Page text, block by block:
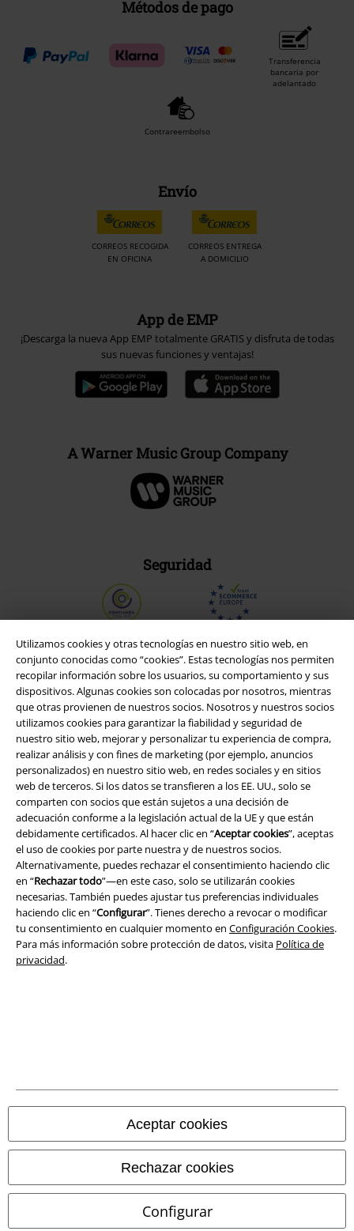
Utilizamos cookies y otras tecnologías en nuestro sitio web, en
conjunto conocidas como “cookies”. Estas tecnologías nos permiten
recopilar información sobre los usuarios, su comportamiento y sus
dispositivos. Algunas cookies son colocadas por nosotros, mientras
que otras provienen de nuestros socios. Nosotros y nuestros socios
utilizamos cookies para garantizar la fiabilidad y seguridad de
nuestro sitio web, mejorar y personalizar tu experiencia de compra,
realizar análisis y con fines de marketing (por ejemplo, anuncios
personalizados) en nuestro sitio web, en redes sociales y en sitios
web de terceros. Si los datos se transfieren a los EE. UU., solo se
comparten con socios que están sujetos a una decisión de
adecuación conforme a la legislación actual de la UE y que están
debidamente certificados. Al hacer clic en “Aceptar cookies”, aceptas
el uso de cookies por parte nuestra y de nuestros socios.
Alternativamente, puedes rechazar el consentimiento haciendo clic
en “Rechazar todo”—en este caso, solo se utilizarán cookies
necesarias. También puedes ajustar tus preferencias individuales
haciendo clic en “Configurar”. Tienes derecho a revocar o modificar
tu consentimiento en cualquier momento en Configuración Cookies.
Para más información sobre protección de datos, visita Política de
privacidad.
Aceptar cookies
Rechazar cookies
Configurar
Métodos de pago
Transferencia
bancaria por
adelantado
Contrareembolso
Envío
CORREOS RECOGIDA
EN OFICINA
CORREOS ENTREGA
A DOMICILIO
App de EMP
¡Descarga la nueva App EMP totalmente GRATIS y disfruta de todas
sus nuevas funciones y ventajas!
A Warner Music Group Company
Seguridad
Legal
Términos y Condiciones
Aviso Legal
Ley protección de datos
Eliminación de residuos y protección del medioambiente
Declaración de Conformidad
Todos los precios incluyen el IVA pero no losgastos de transporte
© 1986-2026 E.M.P. Merchandising HGmbH
Tiendas EMP online